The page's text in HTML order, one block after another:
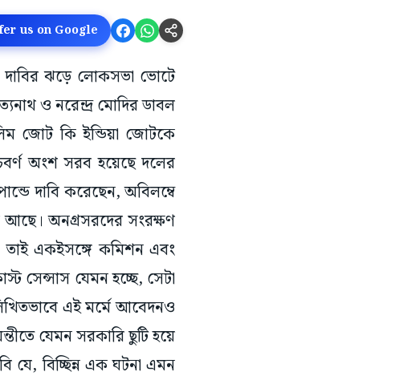
us on Google
দাবির ঝড়ে লোকসভা ভোটে
ও নরেন্দ্র মোদির ডাবল
জোট কি ইন্ডিয়া জোটকে
অংশ সরব হয়েছে দলের
দাবি করেছেন, অবিলম্বে
আছে। অনগ্রসরদের সংরক্ষণ
তাই একইসঙ্গে কমিশন এবং
সেন্সাস যেমন হচ্ছে, সেটা
এই মর্মে আবেদনও
যেমন সরকারি ছুটি হয়ে
যে, বিচ্ছিন্ন এক ঘটনা এমন